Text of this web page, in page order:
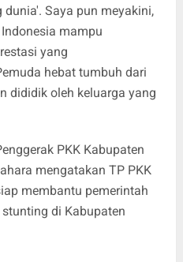
Saya pun meyakini,
mampu
yang
hebat tumbuh dari
dididik oleh keluarga yang
PKK Kabupaten
mengatakan TP PKK
membantu pemerintah
di Kabupaten